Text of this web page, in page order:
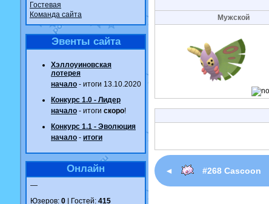
Гостевая
Команда сайта
Эвенты сайта
Хэллоуиновская
лотерея
начало - итоги 13.10.2020
Конкурс 1.0 - Лидер
начало - итоги скоро!
Конкурс 1.1 - Эволюция
начало - итоги
Онлайн
—
Юзеров: 0 | Гостей: 415
Мужской
◄ #268 Cascoon